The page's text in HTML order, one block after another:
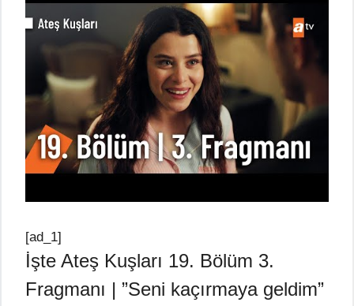
[ad_1]
İşte Ateş Kuşları 19. Bölüm 3.
Fragmanı | ”Seni kaçırmaya geldim”